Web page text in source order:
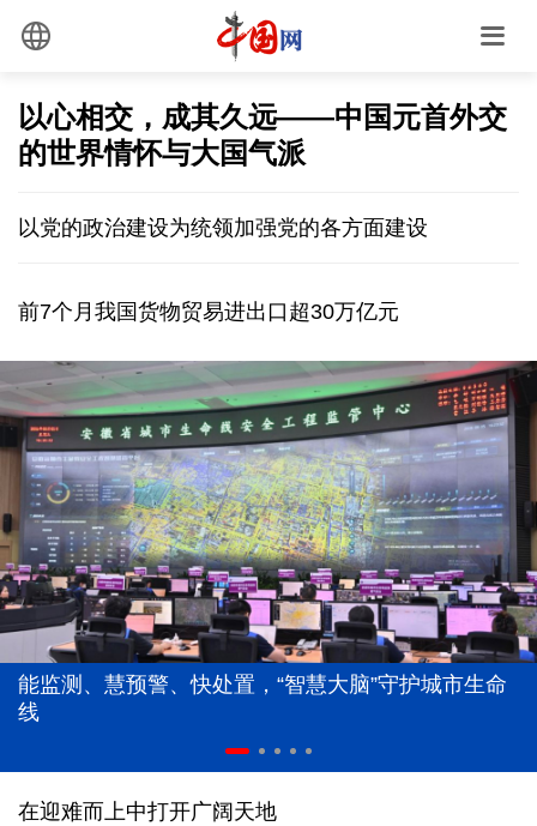
以心相交，成其久远——中国元首外交
的世界情怀与大国气派
以党的政治建设为统领加强党的各方面建设
前7个月我国货物贸易进出口超30万亿元
能监测、慧预警、快处置，“智慧大脑”守护城市生命
线
在迎难而上中打开广阔天地